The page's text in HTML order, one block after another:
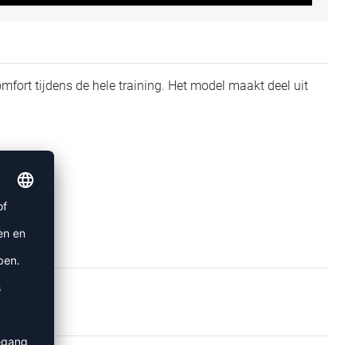
tijdens de hele training. Het model maakt deel uit